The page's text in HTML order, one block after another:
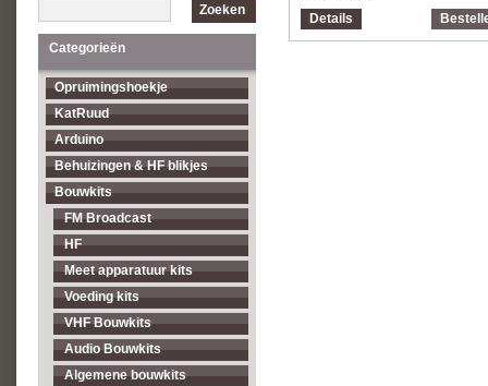
Zoeken
Categorieën
Opruimingshoekje
KatRuud
Arduino
Behuizingen & HF blikjes
Bouwkits
FM Broadcast
HF
Meet apparatuur kits
Voeding kits
VHF Bouwkits
Audio Bouwkits
Algemene bouwkits
Details